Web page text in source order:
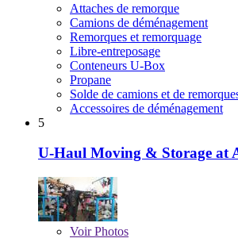
Attaches de remorque
Camions de déménagement
Remorques et remorquage
Libre-entreposage
Conteneurs U-Box
Propane
Solde de camions et de
Accessoires de déménagement
5
U-Haul Moving & Storage at
VoirPhotos